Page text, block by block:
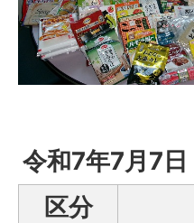
令和7年7月7日
区分